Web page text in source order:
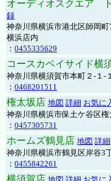
オーディオスクエア
録
神奈川県横浜市港北区師岡
横浜店内
： 0455335629
コースカベイサイド横
神奈川県横須賀市本町２-１-
： 0468201511
権太坂店 地図 詳細 お気に
神奈川県横浜市保土ケ谷区権
： 0457305731
ホームズ鶴見店 地図 詳細
神奈川県横浜市鶴見区岸谷3
： 0455842261
横須賀店